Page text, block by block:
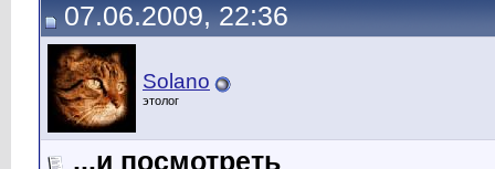
07.06.2009, 22:36
Solano
этолог
...и посмотреть